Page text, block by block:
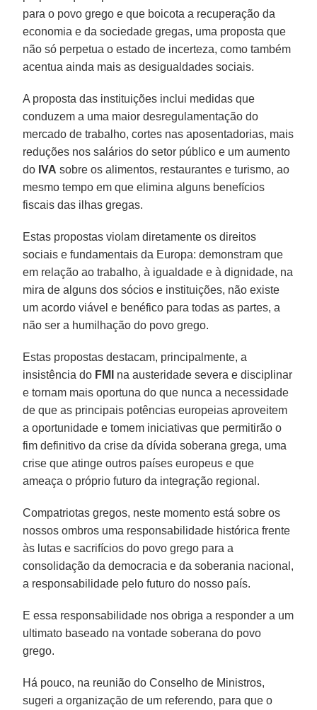
para o povo grego e que boicota a recuperação da
economia e da sociedade gregas, uma proposta que
não só perpetua o estado de incerteza, como também
acentua ainda mais as desigualdades sociais.
A proposta das instituições inclui medidas que
conduzem a uma maior desregulamentação do
mercado de trabalho, cortes nas aposentadorias, mais
reduções nos salários do setor público e um aumento
do IVA sobre os alimentos, restaurantes e turismo, ao
mesmo tempo em que elimina alguns benefícios
fiscais das ilhas gregas.
Estas propostas violam diretamente os direitos
sociais e fundamentais da Europa: demonstram que
em relação ao trabalho, à igualdade e à dignidade, na
mira de alguns dos sócios e instituições, não existe
um acordo viável e benéfico para todas as partes, a
não ser a humilhação do povo grego.
Estas propostas destacam, principalmente, a
insistência do FMI
na austeridade severa e disciplinar
e tornam mais oportuna do que nunca a necessidade
de que as principais potências europeias aproveitem
a oportunidade e tomem iniciativas que permitirão o
fim definitivo da crise da dívida soberana grega, uma
crise que atinge outros países europeus e que
ameaça o próprio futuro da integração regional.
Compatriotas gregos, neste momento está sobre os
nossos ombros uma responsabilidade histórica frente
às lutas e sacrifícios do povo grego para a
consolidação da democracia e da soberania nacional,
a responsabilidade pelo futuro do nosso país.
E essa responsabilidade nos obriga a responder a um
ultimato baseado na vontade soberana do povo
grego.
Há pouco, na reunião do Conselho de Ministros,
sugeri a organização de um referendo, para que o